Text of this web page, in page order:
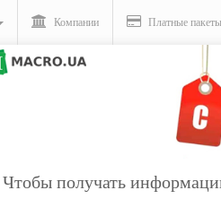
Компании Платные пакеты
Чтобы получать